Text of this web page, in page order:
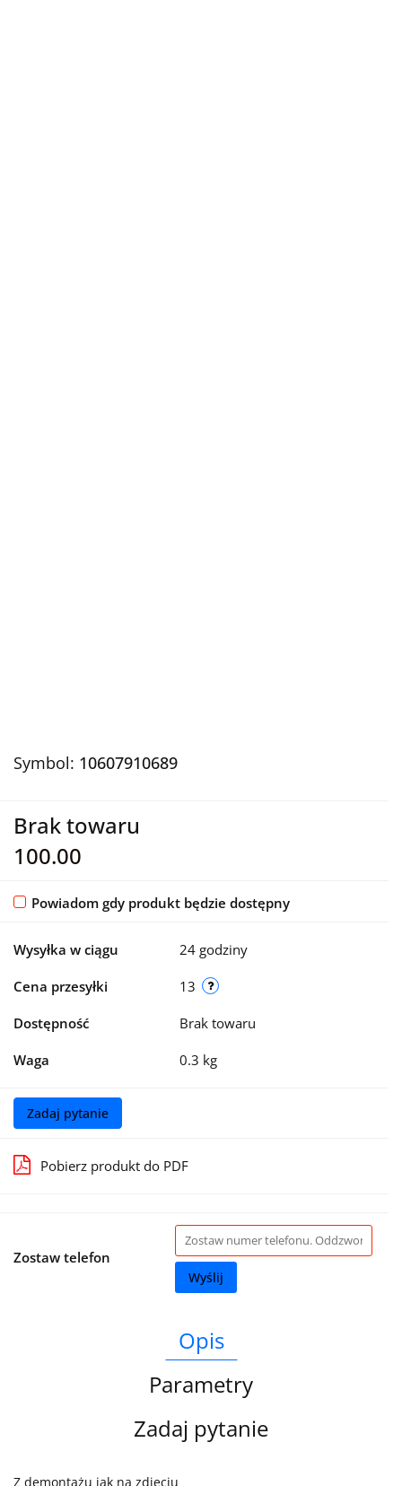
Symbol: 10607910689
Brak towaru
100.00
Powiadom gdy produkt będzie dostępny
Wysyłka w ciągu 24 godziny
Cena przesyłki 13
Dostępność Brak towaru
Waga 0.3 kg
Zadaj pytanie
Pobierz produkt do PDF
Zostaw telefon
Wyślij
Opis
Parametry
Zadaj pytanie
Z demontażu jak na zdjęciu